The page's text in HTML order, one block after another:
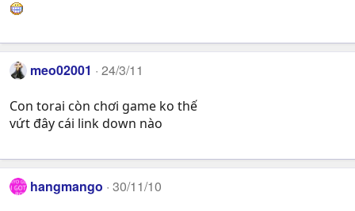
meo02001 24/3/11
Con torai còn chơi game ko thế
vứt đây cái link down nào
hangmango 30/11/10